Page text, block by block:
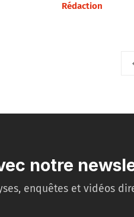
Rédaction
notre
enquêtes et vidéos